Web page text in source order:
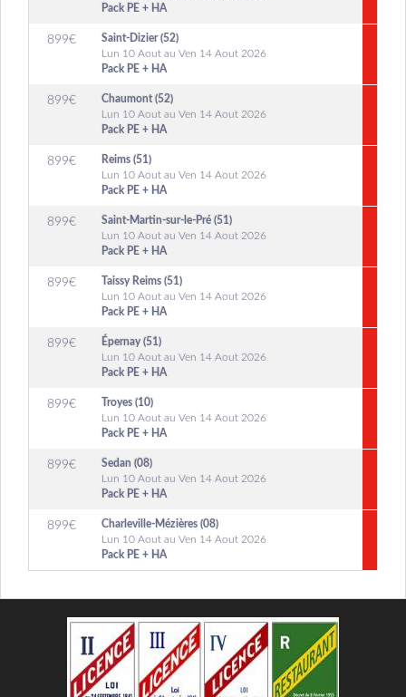
Pack PE + HA
899€
Saint-Dizier (52)
Lun 10 Aout au Ven 14 Aout 2026
Pack PE + HA
899€
Chaumont (52)
Lun 10 Aout au Ven 14 Aout 2026
Pack PE + HA
899€
Reims (51)
Lun 10 Aout au Ven 14 Aout 2026
Pack PE + HA
899€
Saint-Martin-sur-le-Pré (51)
Lun 10 Aout au Ven 14 Aout 2026
Pack PE + HA
899€
Taissy Reims (51)
Lun 10 Aout au Ven 14 Aout 2026
Pack PE + HA
899€
Épernay (51)
Lun 10 Aout au Ven 14 Aout 2026
Pack PE + HA
899€
Troyes (10)
Lun 10 Aout au Ven 14 Aout 2026
Pack PE + HA
899€
Sedan (08)
Lun 10 Aout au Ven 14 Aout 2026
Pack PE + HA
899€
Charleville-Mézières (08)
Lun 10 Aout au Ven 14 Aout 2026
Pack PE + HA